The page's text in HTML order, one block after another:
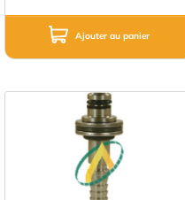
Ajouter au panier